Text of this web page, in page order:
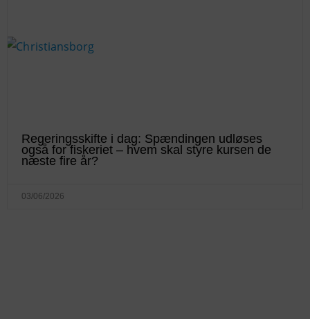
Regeringsskifte i dag: Spændingen udløses
også for fiskeriet – hvem skal styre kursen de
næste fire år?
03/06/2026